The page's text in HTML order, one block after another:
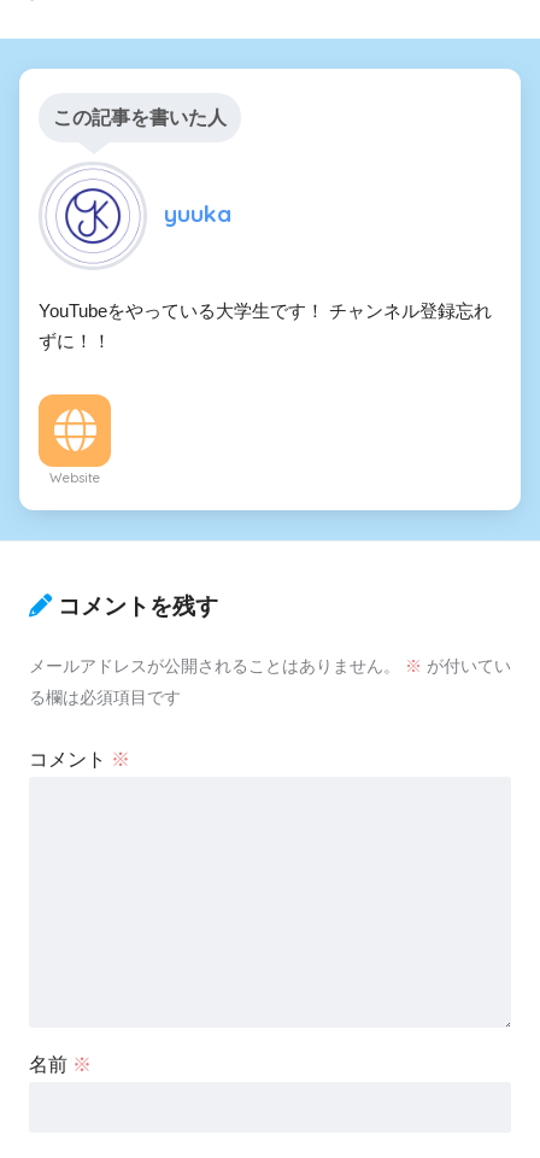
この記事を書いた人
yuuka
YouTubeをやっている大学生です！ チャンネル登録忘れ
ずに！！
Website
コメントを残す
メールアドレスが公開されることはありません。 ※ が付いてい
る欄は必須項目です
コメント ※
名前 ※